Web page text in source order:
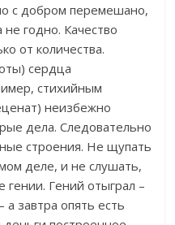
с добром перемешано,
годно. Качество
от количества.
сердца
стихийным
неизбежно
дела. Следовательно
строения. Не щупать
деле, и не слушать,
гении. Гений отыграл –
завтра опять есть